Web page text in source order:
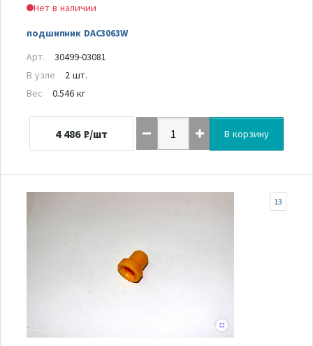
Нет в наличии
подшипник DAC3063W
Арт.
30499-03081
В узле
2 шт.
Вес
0.546 кг
4 486 ₽/шт В корзину
13